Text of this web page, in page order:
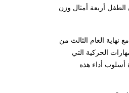
الوزن 2كغ تقريباً في السنة، والطول نحو 7-8سم في السنة، وبعمر 2.5 سنة يبلغ وزن الطفل أربعة أمثال وزن
نهاية العام الثالث من
الحركية التي
أسلوب أداء هذه